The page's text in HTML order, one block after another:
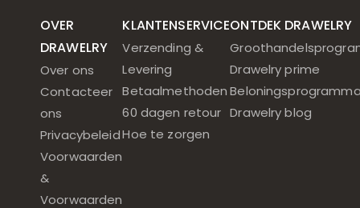
OVER
DRAWELRY
Over ons
Contacteer
ons
Privacybeleid
Voorwaarden
&
Voorwaarden
KLANTENSERVICE
Verzending &
Levering
Betaalmethoden
60 dagen retour
Hoe te zorgen
ONTDEK DRAWELRY
Drawelry prime
Drawelry blog